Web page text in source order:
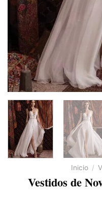
Inicio /
Vestidos de